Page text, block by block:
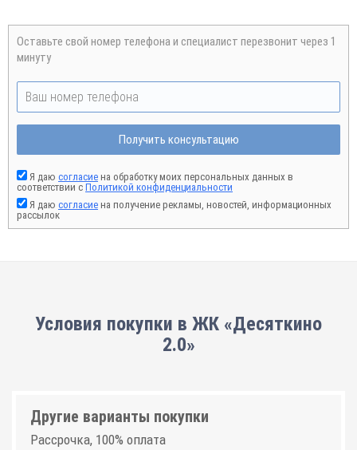
Оставьте свой номер телефона и специалист перезвонит через 1
минуту
Получить консультацию
Я даю согласие на обработку моих персональных данных в
соответствии с Политикой конфиденциальности
Я даю согласие на получение рекламы, новостей, информационных
рассылок
Условия покупки в ЖК «Десяткино
2.0»
Другие варианты покупки
Рассрочка, 100% оплата